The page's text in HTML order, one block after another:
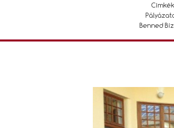
Címkék
Benned